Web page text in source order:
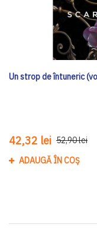
Un strop de întuneric
42,32 lei 52,90 lei
ADAUGĂ ÎN COȘ